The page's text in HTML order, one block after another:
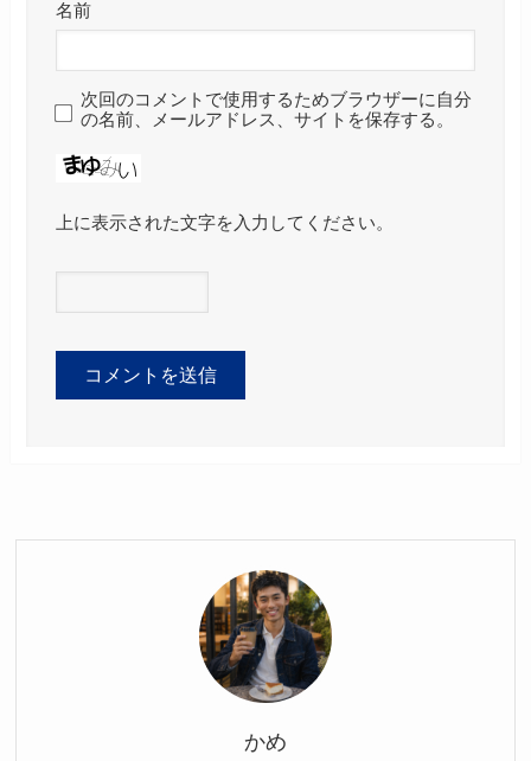
名前
次回のコメントで使用するためブラウザーに自分
の名前、メールアドレス、サイトを保存する。
上に表示された文字を入力してください。
かめ